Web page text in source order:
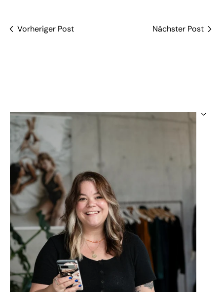
Vorheriger Post Nächster Post